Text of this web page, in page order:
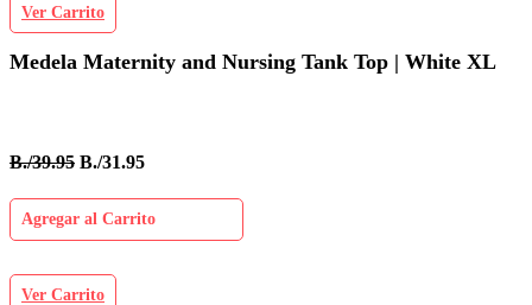
Ver Carrito
Medela Maternity and Nursing Tank Top | White XL
B./39.95 B./31.95
Agregar al Carrito
Ver Carrito